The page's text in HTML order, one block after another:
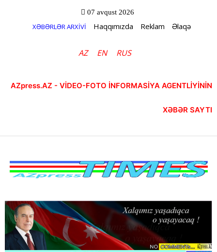
07 avqust 2026
XƏBƏRLƏR ARXİVİ Haqqımızda Reklam Əlaqə
AZ EN RUS
AZpress.AZ - VİDEO-FOTO İNFORMASİYA AGENTLİYİNİN
XƏBƏR SAYTI